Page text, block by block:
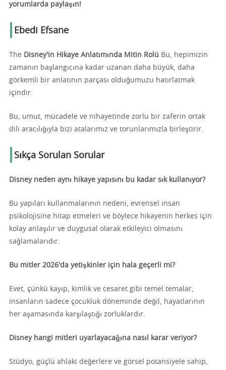
yorumlarda paylaşın!
Ebedi Efsane
The Disney'in Hikaye Anlatımında Mitin Rolü Bu, hepimizin
zamanın başlangıcına kadar uzanan daha büyük, daha
görkemli bir anlatının parçası olduğumuzu hatırlatmak
içindir.
Bu, umut, mücadele ve nihayetinde zorlu bir zaferin ortak
dili aracılığıyla bizi atalarımız ve torunlarımızla birleştirir.
Sıkça Sorulan Sorular
Disney neden aynı hikaye yapısını bu kadar sık kullanıyor?
Bu yapıları kullanmalarının nedeni, evrensel insan
psikolojisine hitap etmeleri ve böylece hikayenin herkes için
kolay anlaşılır ve duygusal olarak etkileyici olmasını
sağlamalarıdır.
Bu mitler 2026'da yetişkinler için hala geçerli mi?
Evet, çünkü kayıp, kimlik ve cesaret gibi temel temalar,
insanların sadece çocukluk döneminde değil, hayatlarının
her aşamasında karşılaştığı zorluklardır.
Disney hangi mitleri uyarlayacağına nasıl karar veriyor?
Stüdyo, güçlü ahlaki değerlere ve görsel potansiyele sahip,